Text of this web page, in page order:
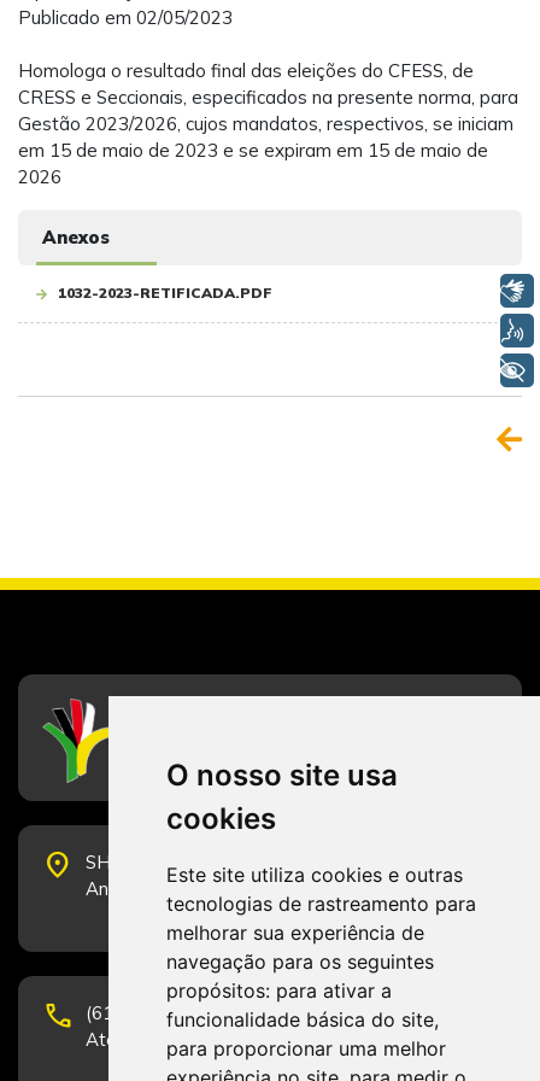
O nosso site usa
cookies
Este site utiliza cookies e outras
tecnologias de rastreamento para
melhorar sua experiência de
navegação para os seguintes
propósitos: para ativar a
funcionalidade básica do site,
para proporcionar uma melhor
Publicado em 02/05/2023
Homologa o resultado final das eleições do CFESS, de
CRESS e Seccionais, especificados na presente norma, para
Gestão 2023/2026, cujos mandatos, respectivos, se iniciam
em 15 de maio de 2023 e se expiram em 15 de maio de
2026
Anexos
1032-2023-RETIFICADA.PDF
place
SHS Quadra 6, Bloco E, Complexo Brasil 21, 20º
Andar, Sala 2001 - CEP 70322-915 - Brasília/DF
phone
(61) 3223-1652 e (61) 98131-3801.
Atendimento por telefone em horário comercial
Voz